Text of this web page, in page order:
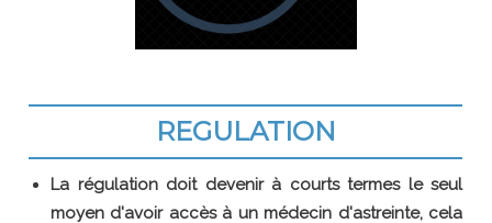
REGULATION
La régulation doit devenir à courts termes le seul
moyen d'avoir accès à un médecin d'astreinte, cela